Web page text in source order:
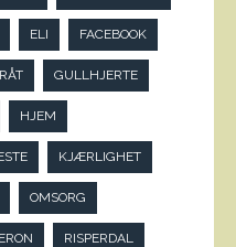
ELI FACEBOOK
GULLHJERTE
HJEM
KJÆRLIGHET
OMSORG
RISPERDAL